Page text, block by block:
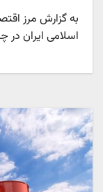
به گزارش مرز
اسلامی ایران در